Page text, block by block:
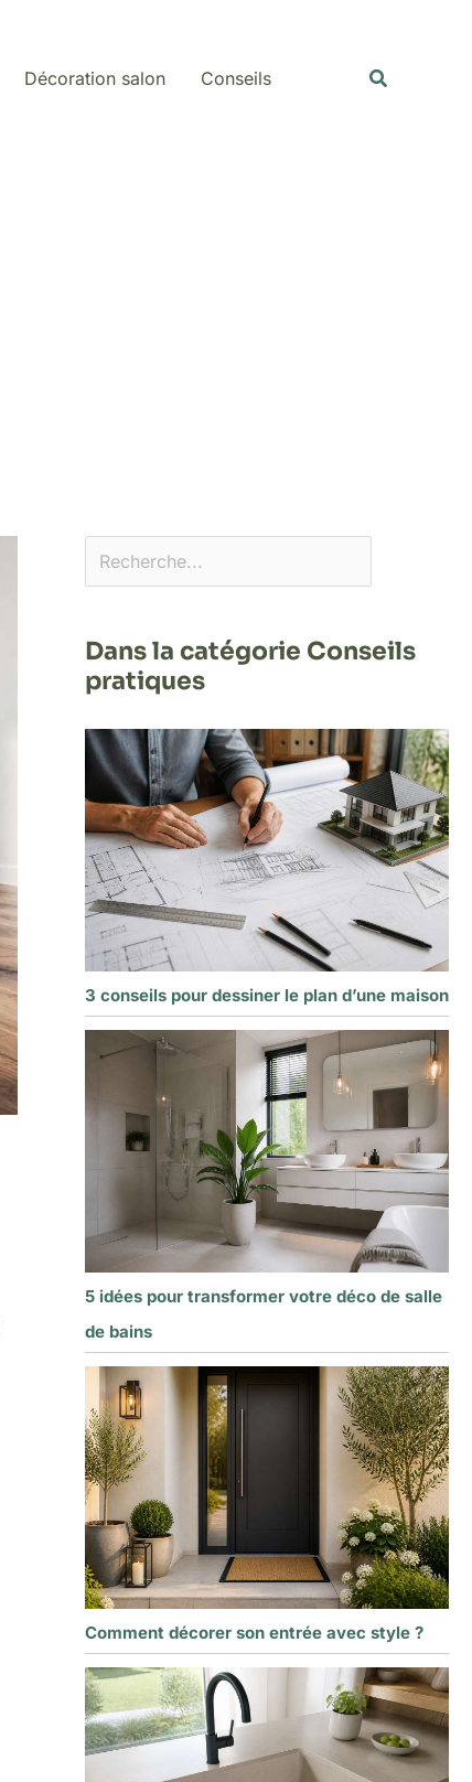
Décoration salon Conseils
Dans la catégorie Conseils
pratiques
3 conseils pour dessiner le plan d’une maison
5 idées pour transformer votre déco de salle
de bains
Comment décorer son entrée avec style ?